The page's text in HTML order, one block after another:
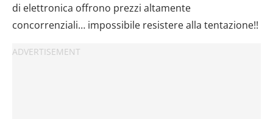
di elettronica offrono prezzi altamente
concorrenziali… impossibile resistere alla tentazione!!